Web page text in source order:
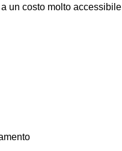
un costo molto